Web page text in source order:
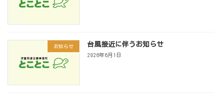
お知らせ 台風接近に伴うお知らせ
2026年6月1日